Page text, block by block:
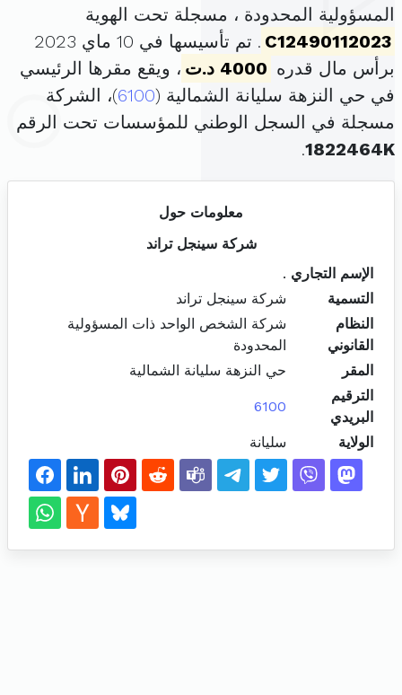
المسؤولية المحدودة ، مسجلة تحت الهوية
C12490112023
. تم تأسيسها في 10 ماي 2023
برأس مال قدره 4000 د.ت
، ويقع مقرها الرئيسي
في حي النزهة سليانة الشمالية (6100)، الشركة
مسجلة في السجل الوطني للمؤسسات تحت الرقم
1822464K
.
معلومات حول
شركة سينجل تراند
الإسم التجاري .
التسمية
شركة سينجل تراند
النظام
القانوني
شركة الشخص الواحد ذات المسؤولية
المحدودة
المقر
حي النزهة سليانة الشمالية
الترقيم
البريدي
6100
الولاية سليانة